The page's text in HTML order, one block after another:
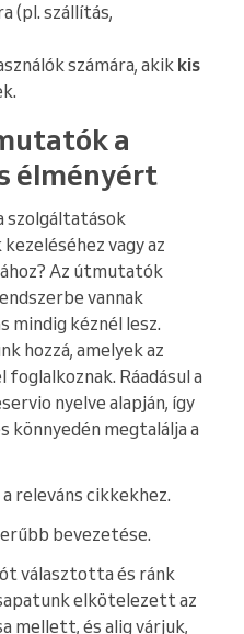
(pl. szállítás,
számára, akikkis
a
élményért
szolgáltatások
vagy az
Az útmutatók
vannak
mindig kéznél lesz.
hozzá, amelyek az
Ráadásul a
nyelve alapján, így
könnyedén megtalálja a
releváns cikkekhez.
bevezetése.
választotta és ránk
elkötelezett az
mellett, és alig várjuk,